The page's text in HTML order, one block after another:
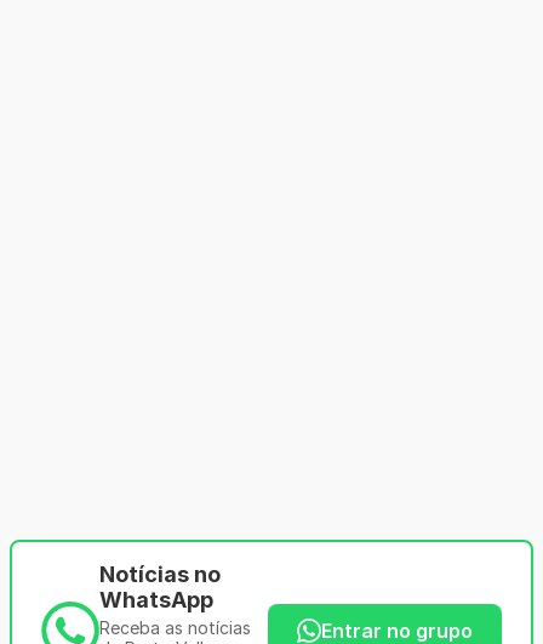
Notícias no
WhatsApp
Receba as notícias
Entrar no grupo